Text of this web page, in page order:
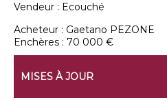
Vendeur : Ecouché
Acheteur : Gaetano PEZONE
Enchères : 70 000 €
MISES À JOUR